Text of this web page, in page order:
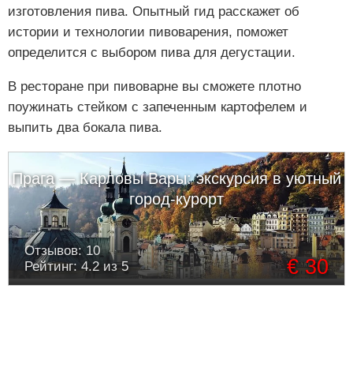
изготовления пива. Опытный гид расскажет об
истории и технологии пивоварения, поможет
определится с выбором пива для дегустации.
В ресторане при пивоварне вы сможете плотно
поужинать стейком с запеченным картофелем и
выпить два бокала пива.
Прага — Карловы Вары: экскурсия в уютный
город-курорт
€ 30
Отзывов: 10
Рейтинг: 4.2 из 5